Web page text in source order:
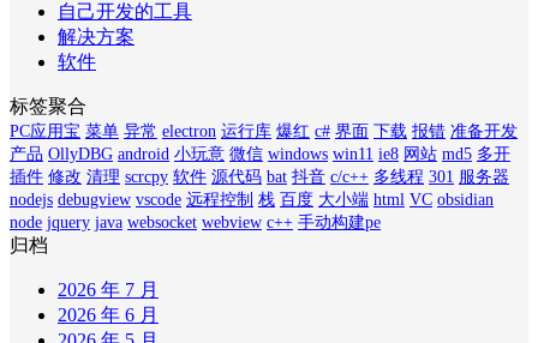
自己开发的工具
解决方案
软件
标签聚合
PC应用宝 菜单 异常 electron 运行库 爆红 c# 界面 下载 报错 准备开发
产品 OllyDBG android 小玩意 微信 windows win11 ie8 网站 md5 多开
插件 修改 清理 scrcpy 软件 源代码 bat 抖音 c/c++ 多线程 301 服务器
nodejs debugview vscode 远程控制 栈 百度 大小端 html VC obsidian
node jquery java websocket webview c++ 手动构建pe
归档
2026 年 7 月
2026 年 6 月